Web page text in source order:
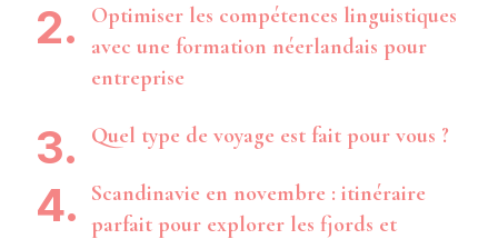
Optimiser les compétences linguistiques
avec une formation néerlandais pour
entreprise
Quel type de voyage est fait pour vous ?
Scandinavie en novembre : itinéraire
parfait pour explorer les fjords et